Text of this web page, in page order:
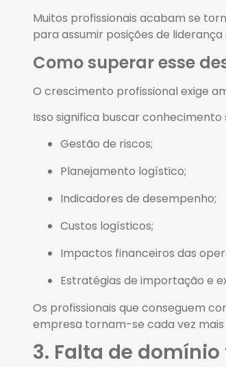
Muitos profissionais acabam se
para assumir posições de
Como superar esse
O crescimento profissional exige
Isso significa buscar conhecimento
Gestão de riscos;
Planejamento logístico;
Indicadores de desempenho;
Custos logísticos;
Impactos financeiros das
Estratégias de importação e
Os profissionais que conseguem
empresa tornam-se cada vez
3. Falta de